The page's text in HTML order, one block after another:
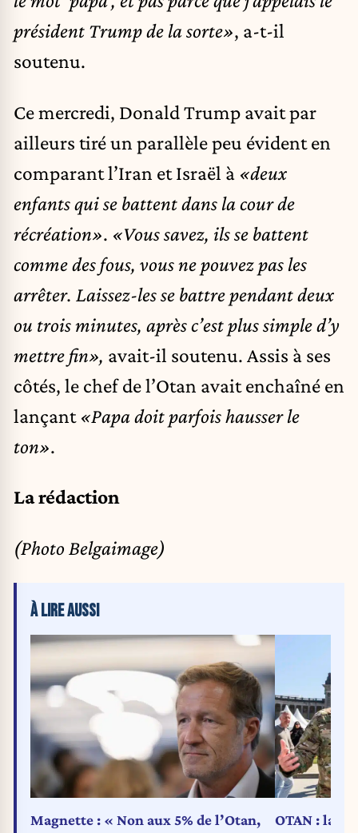
président Trump de la sorte», a-t-il
soutenu.
Ce mercredi, Donald Trump avait par
ailleurs tiré un parallèle peu évident en
comparant l’Iran et Israël à «deux
enfants qui se battent dans la cour de
récréation». «Vous savez, ils se battent
comme des fous, vous ne pouvez pas les
arrêter. Laissez-les se battre pendant deux
ou trois minutes, après c’est plus simple d’y
mettre fin», avait-il soutenu. Assis à ses
côtés, le chef de l’Otan avait enchaîné en
lançant «Papa doit parfois hausser le
ton».
La rédaction
(Photo Belgaimage)
À LIRE AUSSI
Magnette : « Non aux 5% de l’Otan,
OTAN : la